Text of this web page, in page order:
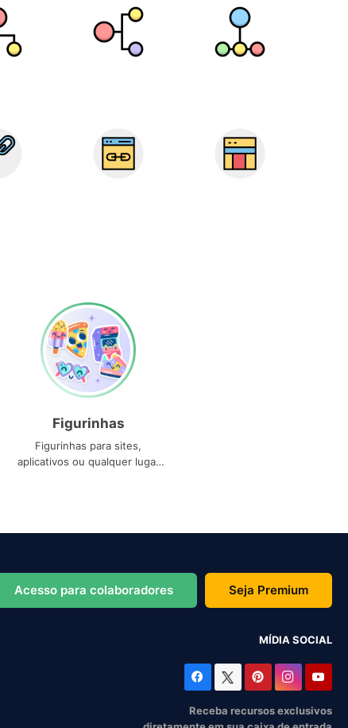
Figurinhas
Figurinhas para sites,
aplicativos ou qualquer lugar
Acesso para colaboradores Seja Premium
MÍDIA SOCIAL
Receba recursos exclusivos